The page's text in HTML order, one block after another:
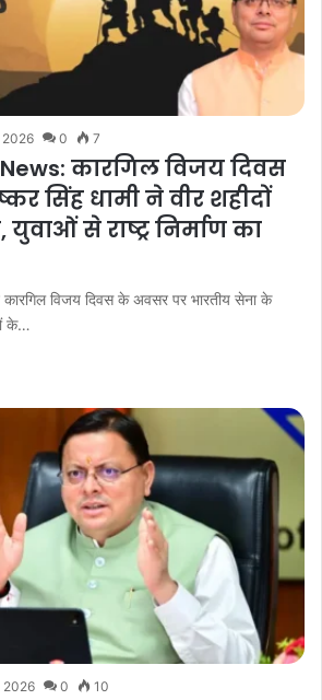
0 7
कारगिल विजय दिवस
सिंह धामी ने वीर शहीदों
से राष्ट्र निर्माण का
कारगिल विजय दिवस के अवसर पर भारतीय सेना के
के…
2026 0 10